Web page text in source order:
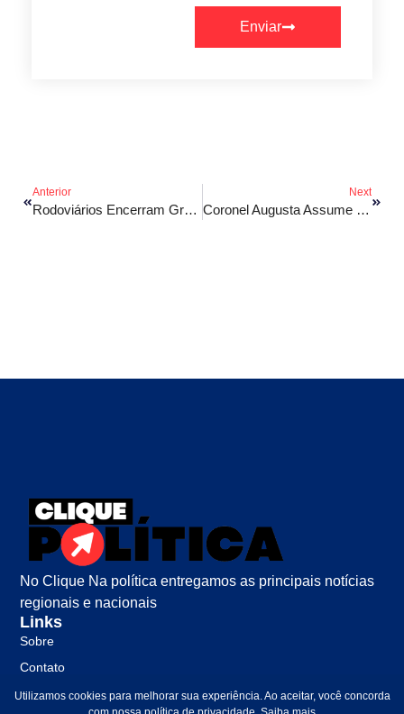
Enviar
Anterior
Rodoviários Encerram Greve Em São Luís Após Acordo Com SET
Next
Coronel Augusta Assume Secretaria De Segurança Pública
No Clique Na política entregamos as principais notícias
regionais e nacionais
Links
Sobre
Contato
Política de Privacidade
Utilizamos cookies para melhorar sua experiência. Ao aceitar, você concorda